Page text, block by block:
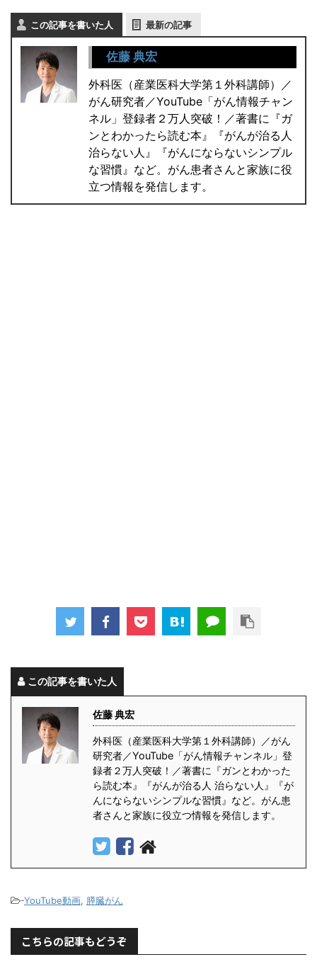
この記事を書いた人 最新の記事
佐藤 典宏
外科医（産業医科大学第１外科講師）／
がん研究者／YouTube「がん情報チャン
ネル」登録者２万人突破！／著書に『ガ
ンとわかったら読む本』『がんが治る人
治らない人』『がんにならないシンプル
な習慣』など。がん患者さんと家族に役
立つ情報を発信します。
この記事を書いた人
佐藤 典宏
外科医（産業医科大学第１外科講師）／がん
研究者／YouTube「がん情報チャンネル」登
録者２万人突破！／著書に『ガンとわかった
ら読む本』『がんが治る人 治らない人』『が
んにならないシンプルな習慣』など。がん患
者さんと家族に役立つ情報を発信します。
-YouTube動画, 膵臓がん
こちらの記事もどうぞ